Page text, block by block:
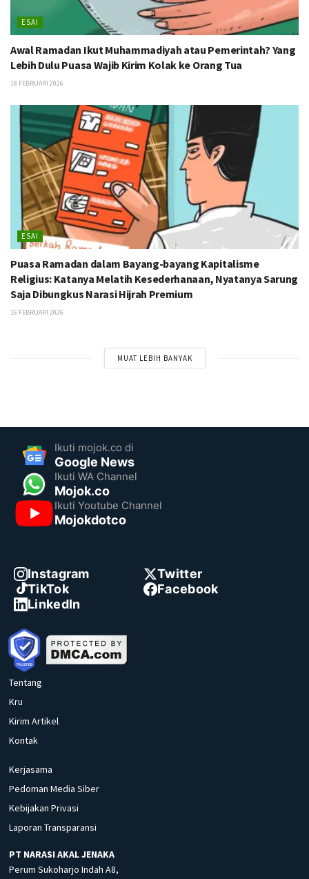
ESAI
Awal Ramadan Ikut Muhammadiyah atau Pemerintah? Yang
Lebih Dulu Puasa Wajib Kirim Kolak ke Orang Tua
18 FEBRUARI 2026
ESAI
Puasa Ramadan dalam Bayang-bayang Kapitalisme
Religius: Katanya Melatih Kesederhanaan, Nyatanya Sarung
Saja Dibungkus Narasi Hijrah Premium
16 FEBRUARI 2026
MUAT LEBIH BANYAK
Ikuti mojok.co di
Google News
Ikuti WA Channel
Mojok.co
Ikuti Youtube Channel
Mojokdotco
Instagram
Twitter
TikTok
Facebook
LinkedIn
Tentang
Kru
Kirim Artikel
Kontak
Kerjasama
Pedoman Media Siber
Kebijakan Privasi
Laporan Transparansi
PT NARASI AKAL JENAKA
Perum Sukoharjo Indah A8,